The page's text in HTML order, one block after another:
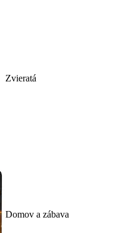
Zvieratá
Domov a zábava